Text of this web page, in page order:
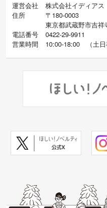
運営会社
株式会社イディアス
住所
〒180-0003
東京都武蔵野市吉
電話番号
0422-29-9911
営業時間
10:00-18:00 （土日